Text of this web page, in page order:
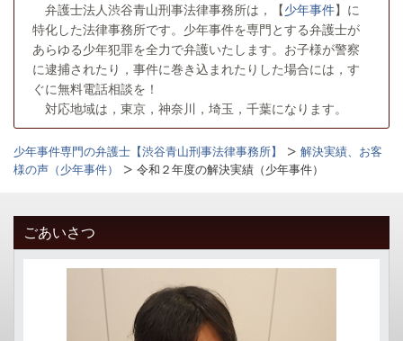
弁護士法人渋谷青山刑事法律事務所は，【少年事件】に
特化した法律事務所です。少年事件を専門とする弁護士が
あらゆる少年犯罪を全力で弁護いたします。お子様が警察
に逮捕されたり，事件に巻き込まれたりした場合には，す
ぐに無料電話相談を！
対応地域は，東京，神奈川，埼玉，千葉になります。
少年事件専門の弁護士【渋谷青山刑事法律事務所】
解決実績、お客
様の声（少年事件）
令和２年度の解決実績（少年事件）
ごあいさつ